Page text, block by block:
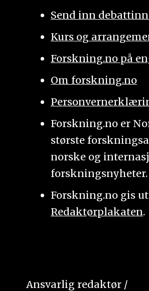
Send inn
Kurs og
Forskning.no på
Om forskning.no
Forskning.no er
største
norske og
forskningsnyheter.
Forskning.no gis
Redaktørplakaten.
Ansvarlig redaktør /